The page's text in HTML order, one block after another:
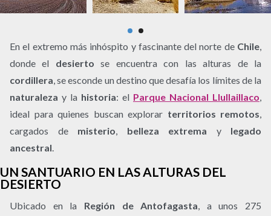
En el extremo más inhóspito y fascinante del norte de Chile
donde el desierto se encuentra con las alturas de la
cordillera , se esconde un destino que desafía los límites de la
naturaleza y la historia: el Parque Nacional Llullaillaco
ideal para quienes buscan explorar territorios remotos
cargados de misterio belleza extrema y legado
ancestral
UN SANTUARIO EN LAS ALTURAS DEL
DESIERTO
Ubicado en la Región de Antofagasta, a unos 275